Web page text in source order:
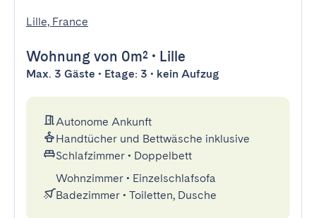
Lille, France
Wohnung von 0m² • Lille
Max. 3 Gäste • Etage: 3 • kein Aufzug
Autonome Ankunft
Handtücher und Bettwäsche inklusive
Schlafzimmer • Doppelbett
Wohnzimmer • Einzelschlafsofa
Badezimmer • Toiletten, Dusche